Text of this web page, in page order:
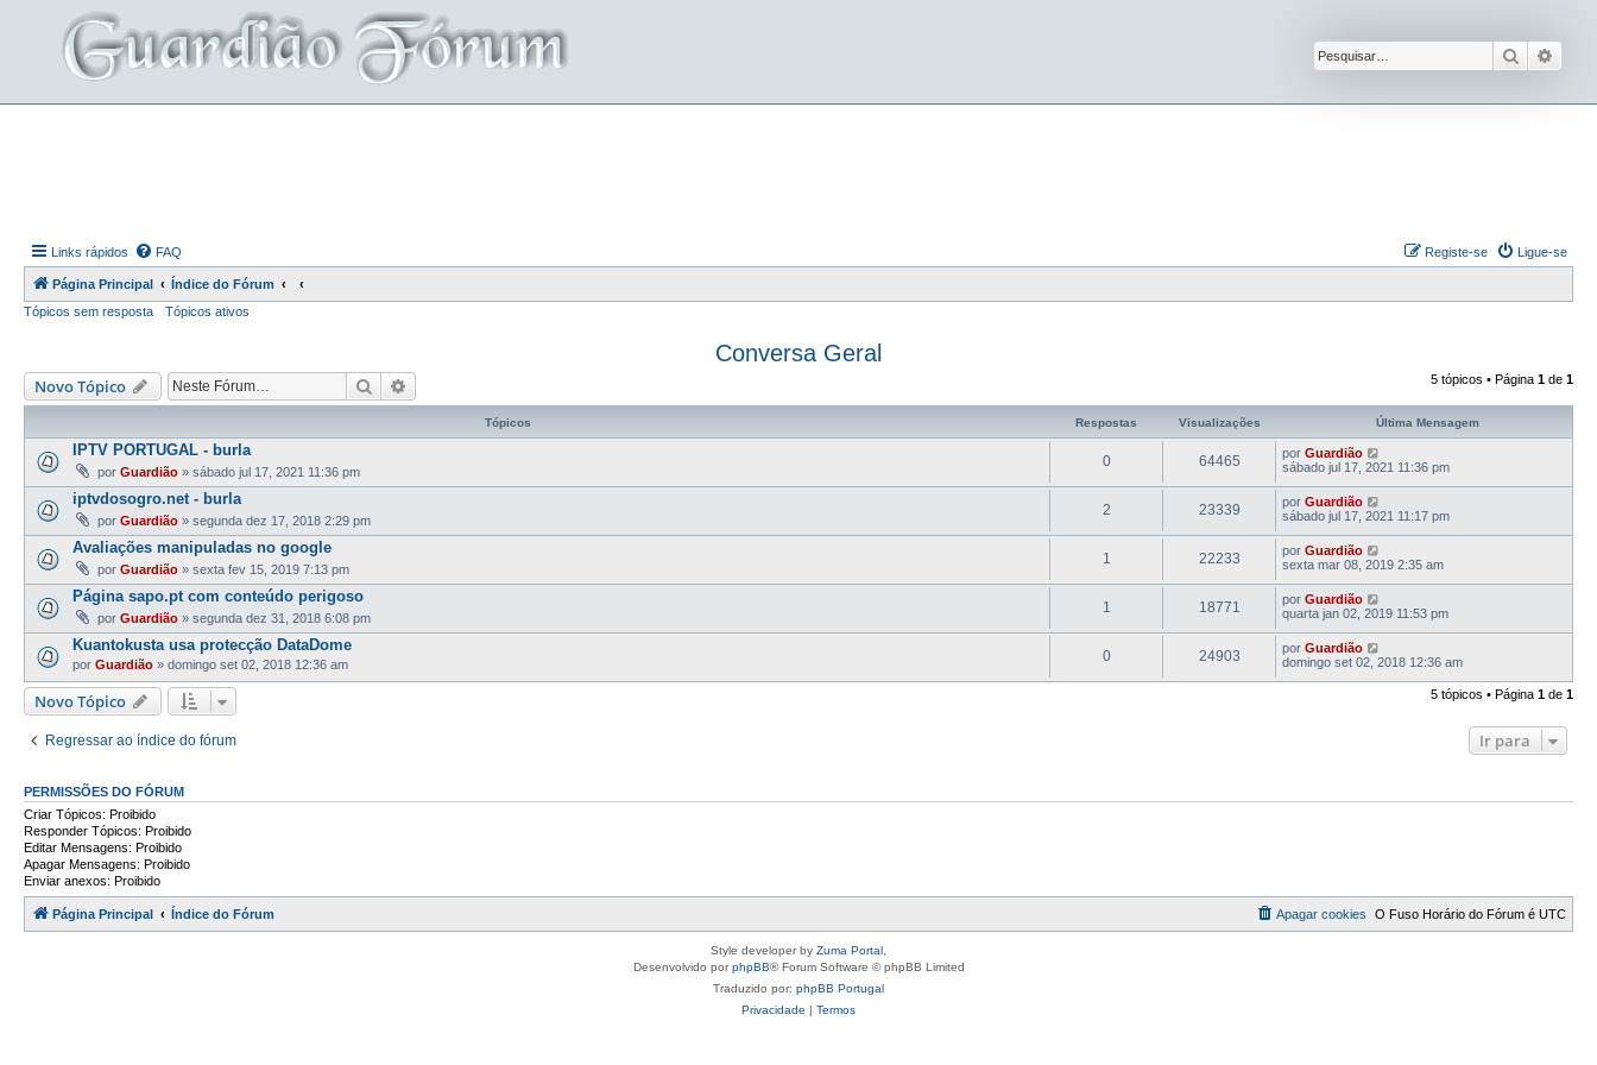
Pesquisar
Links rápidos FAQ Ligue-se
Registe-se
Página Principal
Índice do Fórum
Tópicos sem resposta
Tópicos ativos
Conversa Geral
Novo Tópico Pesquisar 5 tópicos • Página 1 de 1
Tópicos Respostas Visualizações Última Mensagem
IPTV PORTUGAL - burla
por Guardião » sábado jul 17, 2021 11:36 pm
0 64465 por Guardião
sábado jul 17, 2021 11:36 pm
iptvdosogro.net - burla
por Guardião » segunda dez 17, 2018 2:29 pm
2 23339 por Guardião
sábado jul 17, 2021 11:17 pm
Avaliações manipuladas no google
por Guardião » sexta fev 15, 2019 7:13 pm
1 22233 por Guardião
sexta mar 08, 2019 2:35 am
Página sapo.pt com conteúdo perigoso
por Guardião » segunda dez 31, 2018 6:08 pm
1 18771 por Guardião
quarta jan 02, 2019 11:53 pm
Kuantokusta usa protecção DataDome
por Guardião » domingo set 02, 2018 12:36 am
0 24903 por Guardião
domingo set 02, 2018 12:36 am
Novo Tópico 5 tópicos • Página 1 de 1
Regressar ao índice do fórum Ir para
PERMISSÕES DO FÓRUM
Criar Tópicos: Proibido
Responder Tópicos: Proibido
Editar Mensagens: Proibido
Apagar Mensagens: Proibido
Enviar anexos: Proibido
Página Principal Índice do Fórum O Fuso Horário do Fórum é UTC
Apagar cookies
Style developer by Zuma Portal
Desenvolvido porphpBB® Forum Software © phpBB Limited
Traduzido por: phpBB Portugal
Privacidade | Termos